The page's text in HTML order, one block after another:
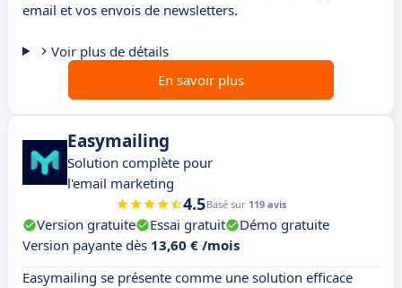
email et vos envois de newsletters.
Voir plus de détails
En savoir plus
Easymailing
Solution complète pour
l'email marketing
4.5Basé sur 119 avis
Version gratuite Essai gratuit
Démo gratuite
Version payante dès 13,60 € /mois
Easymailing se présente comme une solution efficace